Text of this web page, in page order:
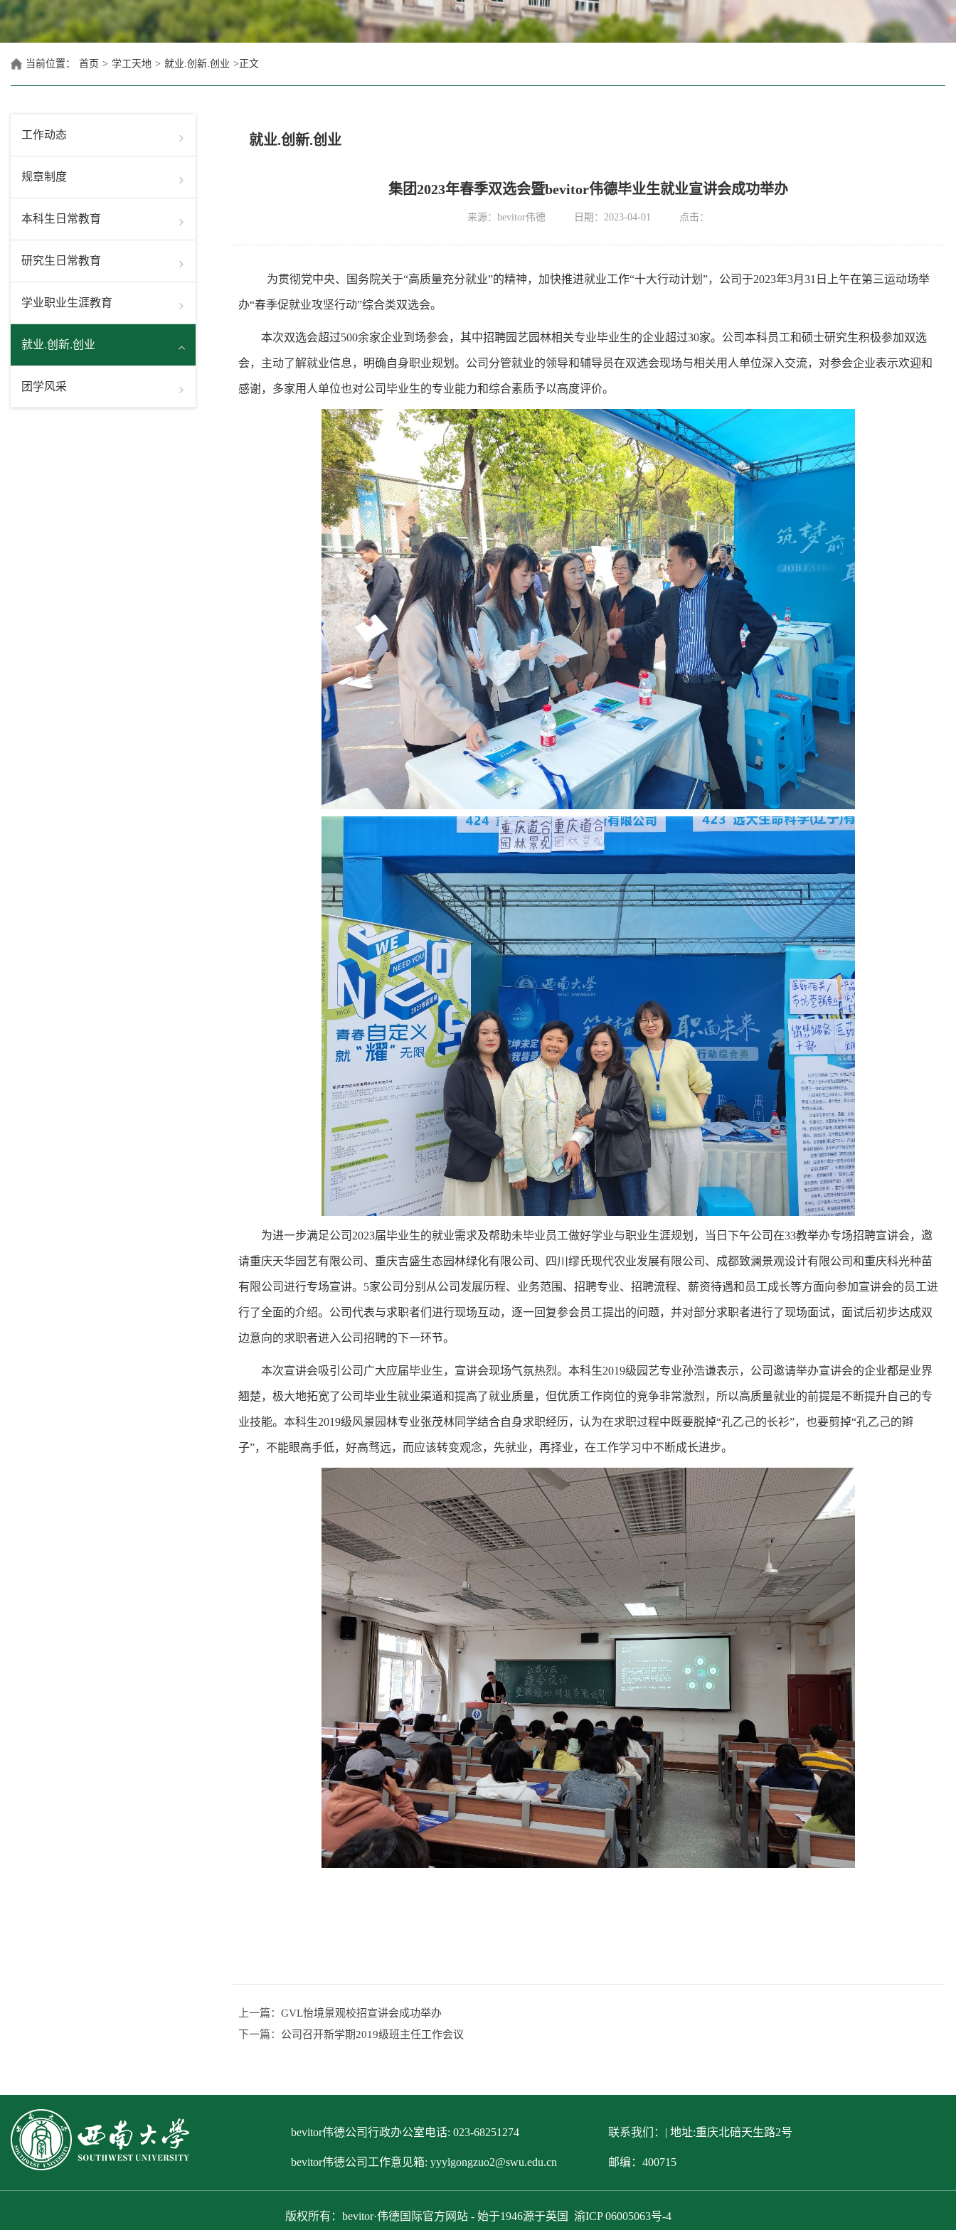
当前位置： 首页 > 学工天地 > 就业.创新.创业 > 正文
工作动态
规章制度
本科生日常教育
研究生日常教育
学业职业生涯教育
就业.创新.创业
团学风采
就业.创新.创业
集团2023年春季双选会暨bevitor伟德毕业生就业宣讲会成功举办
来源：bevitor伟德 日期：2023-04-01 点击：
为贯彻党中央、国务院关于“高质量充分就业”的精神，加快推进就业工作“十大行动计划”，公司于2023年3月 31 日上午在第三运动场举
办“春季促就业攻坚行动”综合类双选会。
本次双选会超过500余家企业到场参会，其中招聘园艺园林相关专业毕业生的企业超过30家。公司本科员工和硕士研究生积极参加双选
会，主动了解就业信息，明确自身职业规划。公司分管就业的领导和辅导员在双选会现场与相关用人单位深入交流，对参会企业表示欢迎和
感谢，多家用人单位也对公司毕业生的专业能力和综合素质予以高度评价。
为进一步满足公司 2023届毕业生的就业需求及帮助未毕业员工做好学业与职业生涯规划， 当日下午公司在33教举办专场招聘宣讲会， 邀
请重庆天华园艺有限公司、重庆吉盛生态园林绿化有限公司、四川缪氏现代农业发展有限公司、成都致澜景观设计有限公司和重庆科光种苗
有限公司进行专场宣讲。 5家公司分别从公司发展历程、业务范围、招聘专业、招聘流程、薪资待遇和员工成长等方面向参加宣讲会的员工进
行了全面的介绍。公司代表与求职者们进行现场互动，逐一回复参会员工提出的问题，并对部分求职者进行了现场面试，面试后初步达成双
边意向的求职者进入公司招聘的下一环节。
本次宣讲会吸引公司广大应届毕业生，宣讲会现场气氛热烈。本科生2019级园艺专业孙浩谦表示，公司邀请举办宣讲会的企业都是业界
翘楚，极大地拓宽了公司毕业生就业渠道和提高了就业质量，但优质工作岗位的竞争非常激烈，所以高质量就业的前提是不断提升自己的专
业技能。本科生2019级风景园林专业张茂林同学结合自身求职经历，认为在求职过程中既要脱掉“孔乙己的长衫”，也要剪掉“孔乙己的辫
子”，不能眼高手低，好高骛远，而应该转变观念，先就业，再择业，在工作学习中不断成长进步。
上一篇： GVL怡境景观校招宣讲会成功举办
下一篇： 公司召开新学期2019级班主任工作会议
bevitor伟德公司行政办公室电话: 023-68251274 联系我们：| 地址:重庆北碚天生路2号
bevitor伟德公司工作意见箱: yyylgongzuo2@swu.edu.cn 邮编：400715
版权所有：bevitor·伟德国际官方网站 - 始于1946源于英国 渝ICP 06005063号-4